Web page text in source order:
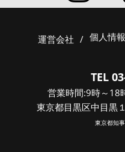
運営会社 / 個人情
TEL
営業時間:9時～
東京都目黒区中目黒
東京都知